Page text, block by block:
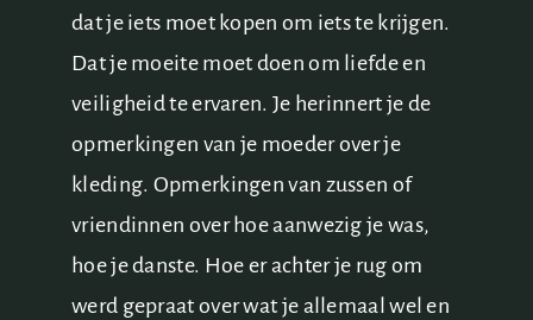
dat je iets moet kopen om iets te krijgen.
Dat je moeite moet doen om liefde en
veiligheid te ervaren. Je herinnert je de
opmerkingen van je moeder over je
kleding. Opmerkingen van zussen of
vriendinnen over hoe aanwezig je was,
hoe je danste. Hoe er achter je rug om
werd gepraat over wat je allemaal wel en